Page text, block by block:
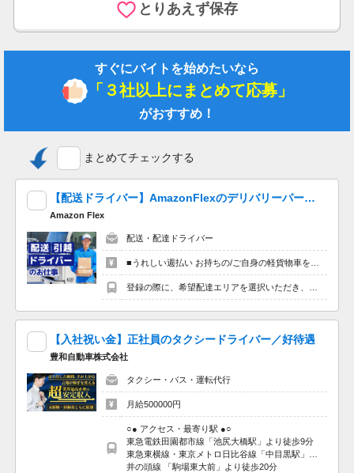
とりあえず保存
すぐにバイトを始めたいなら
「３社以上にまとめて応募」
がおすすめ！
まとめてチェックする
【配送ドライバー】AmazonFlexのデリバリーパートナーを大量募集中！ 夕方以降４時間程度最大10,200円の報酬も可能!※単発OK！嬉しい「週払い」！
Amazon Flex
配送・配達ドライバー
■うれしい週払い お持ちの/ご自身の軽貨物車を使用する場合、４時間程度で最大9,600円。夕方以降の稼働※だと４時間程度で最大10,200円の報酬が獲得可能！給与ではなく、委託業務に応じた報酬をお支払いする業務委託のお仕事です。うれしい週払い。 ※関東圏4-6月に１8時以降稼働した場合を想定。地域により異なります ※報酬は規約にしたがい配達完了の15日後に支払いますが、可能な場合は、より早く、週払いで前週稼働分をお支払いします。 登録の際に、希望配達エリアを選択いただき、そのエリアでの業務を委託します（業務委託）。
登録の際に、希望配達エリアを選択いただき、そのエリアでの業務を委託します（業務委託）。
【入社祝い金】正社員のタクシードライバー／好待遇
豊和自動車株式会社
タクシー・バス・運転代行
月給500000円
○● アクセス・最寄り駅 ●○
東急電鉄田園都市線「池尻大橋駅」より徒歩9分
東急東横線・東京メトロ日比谷線「中目黒駅」より徒歩14分
井の頭線 「駒場東大前」より徒歩20分